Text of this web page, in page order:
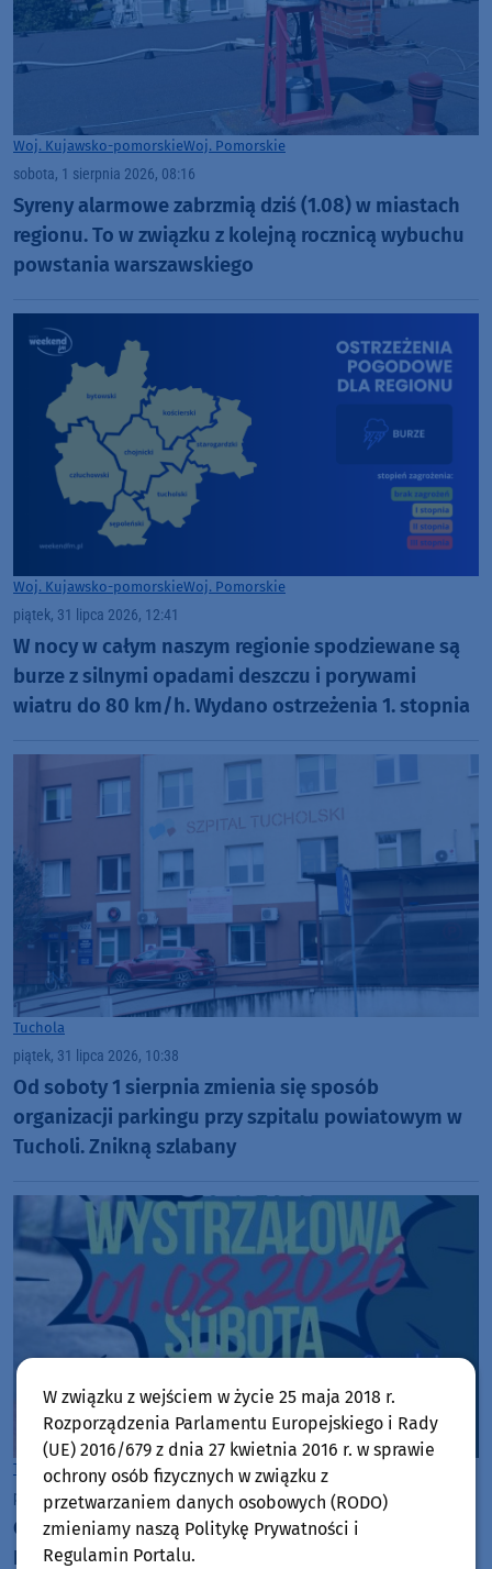
Woj. Kujawsko-pomorskieWoj. Pomorskie
sobota, 1 sierpnia 2026, 08:16
Syreny alarmowe zabrzmią dziś (1.08) w miastach
regionu. To w związku z kolejną rocznicą wybuchu
powstania warszawskiego
Woj. Kujawsko-pomorskieWoj. Pomorskie
piątek, 31 lipca 2026, 12:41
W nocy w całym naszym regionie spodziewane są
burze z silnymi opadami deszczu i porywami
wiatru do 80 km/h. Wydano ostrzeżenia 1. stopnia
Tuchola
piątek, 31 lipca 2026, 10:38
Od soboty 1 sierpnia zmienia się sposób
organizacji parkingu przy szpitalu powiatowym w
Tucholi. Znikną szlabany
Tuchola
piątek, 31 lipca 2026, 10:20
Centrum Szkolenia Strzeleckiego Lasów
Państwowych w Tucholi zaprasza jutro (01.08) na
W związku z wejściem w życie 25 maja 2018 r.
Rozporządzenia Parlamentu Europejskiego i Rady
(UE) 2016/679 z dnia 27 kwietnia 2016 r. w sprawie
ochrony osób fizycznych w związku z
przetwarzaniem danych osobowych (RODO)
zmieniamy naszą Politykę Prywatności i
Regulamin Portalu.